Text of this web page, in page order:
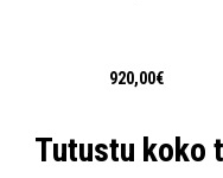
920,00€
Tutustu koko